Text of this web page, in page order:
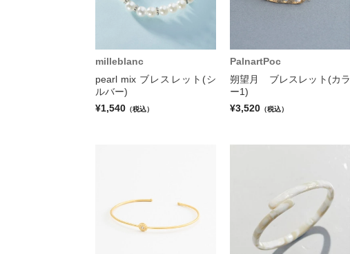
milleblanc
pearl mix ブレスレット(シ
ルバー)
¥1,540 （税込）
PalnartPoc
朔望月 ブレスレット(カラ
ー1)
¥3,520 （税込）